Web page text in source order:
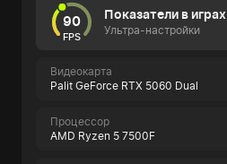
90
FPS
Показатели в играх
Ультра-настройки
Видеокарта
Palit GeForce RTX 5060 Dual
Процессор
AMD Ryzen 5 7500F